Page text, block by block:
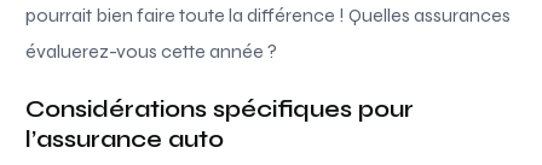
pourrait bien faire toute la différence ! Quelles assurances
évaluerez-vous cette année ?
Considérations spécifiques pour
l’assurance auto